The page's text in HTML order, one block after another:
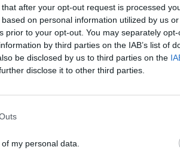
after your opt-out request is processed
on personal information utilized by us
prior to your opt-out. You may separately
by third parties on the IAB’s list of
be disclosed by us to third parties on the
disclose it to other third parties.
my personal data.
έλειψα δύο μέρες.